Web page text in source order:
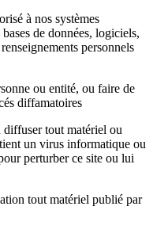
à nos systèmes
de données, logiciels,
personnels
ou entité, ou faire de
diffamatoires
diffuser tout matériel ou
un virus informatique ou
perturber ce site ou lui
tout matériel publié par